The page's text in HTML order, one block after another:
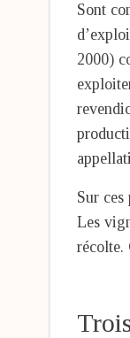
Sont
2000)
Sur
Les
récolte.